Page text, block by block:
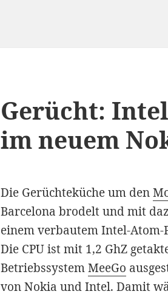
Gerücht:
im neuem
Die Gerüchteküche um den
Barcelona brodelt und mit
einem verbautem Intel-Atom-
Die CPU ist mit 1,2 GhZ
BetriebssystemMeeGo
von Nokia und Intel. Damit